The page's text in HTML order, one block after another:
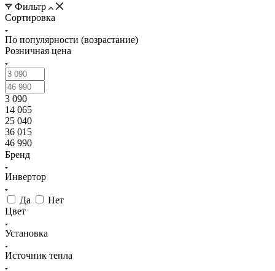
Фильтр
Сортировка
По популярности (возрастание)
Розничная цена
3 090
14 065
25 040
36 015
46 990
Бренд
Инвертор
Да
Нет
Цвет
Установка
Источник тепла